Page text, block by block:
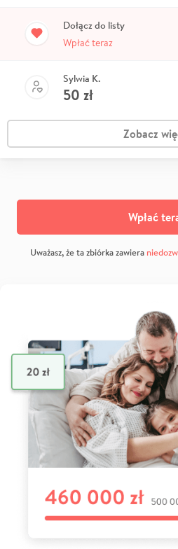
Dołącz do listy
Wpłać teraz
Sylwia K.
50 zł
Zobacz
Wpłać
Uważasz, że ta zbiórka zawiera